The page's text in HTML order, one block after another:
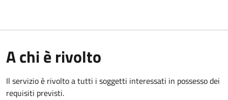
A chi è rivolto
Il servizio è rivolto a tutti i soggetti interessati in possesso dei
requisiti previsti.